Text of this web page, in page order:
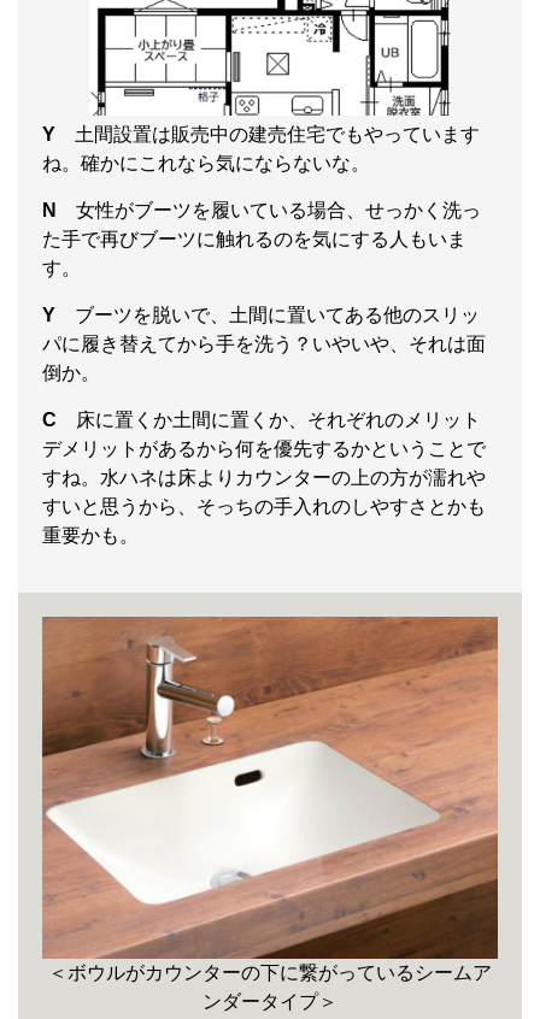
Y 土間設置は販売中の建売住宅でもやっています
ね。確かにこれなら気にならないな。
N
女性がブーツを履いている場合、せっかく洗っ
た手で再びブーツに触れるのを気にする人もいま
す。
Y ブーツを脱いで、土間に置いてある他のスリッ
パに履き替えてから手を洗う？いやいや、それは面
倒か。
C 床に置くか土間に置くか、それぞれのメリット
デメリットがあるから何を優先するかということで
すね。水ハネは床よりカウンターの上の方が濡れや
すいと思うから、そっちの手入れのしやすさとかも
重要かも。
＜ボウルがカウンターの下に繋がっているシームア
ンダータイプ＞